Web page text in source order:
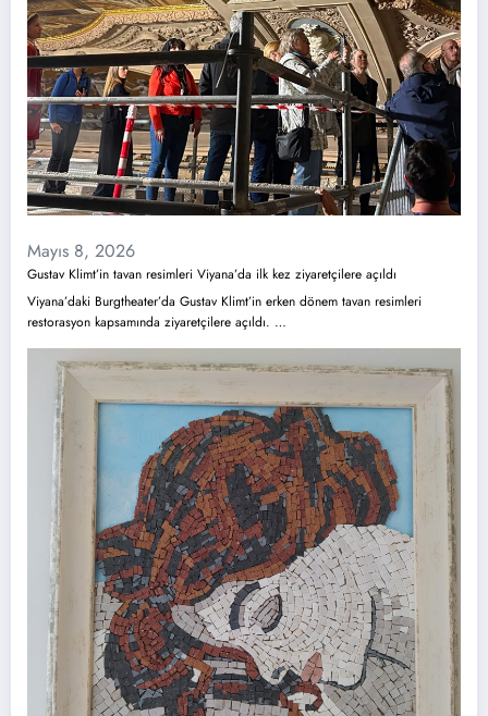
Mayıs 8, 2026
Gustav Klimt’in tavan resimleri Viyana’da ilk kez ziyaretçilere açıldı
Viyana’daki Burgtheater’da Gustav Klimt’in erken dönem tavan resimleri
restorasyon kapsamında ziyaretçilere açıldı. …